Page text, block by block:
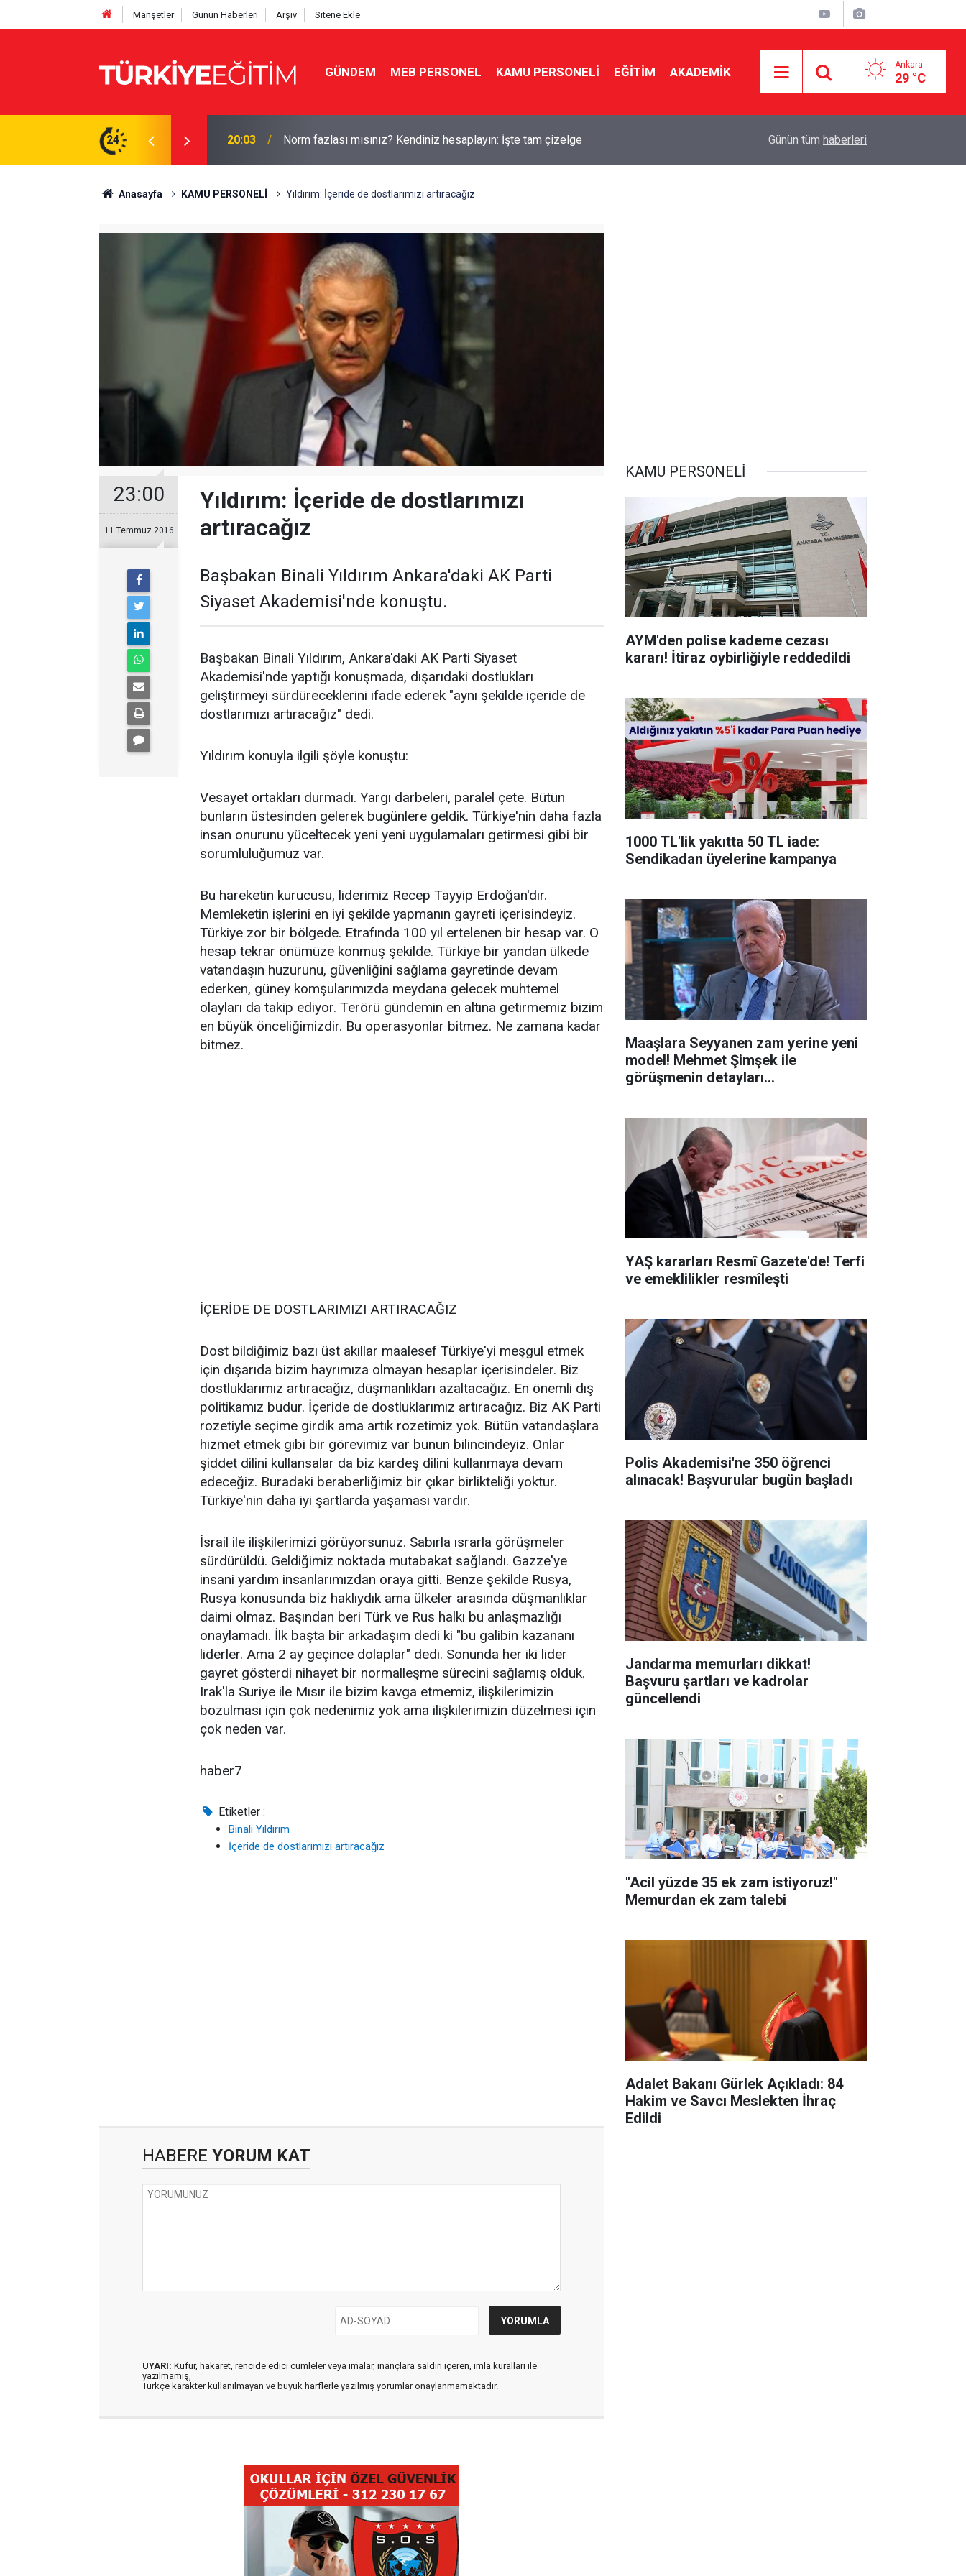
Manşetler Günün Haberleri Arşiv Sitene Ekle
GÜNDEM MEB PERSONEL KAMU PERSONELİ EĞİTİM AKADEMİK Ankara
29 °C
24
İşte tam çizelge 19:56 Bakan Tekin'den yeni sınav sistemi uyarısı: "Eski soru bankaları artık yok" Seçmeli ders düzenlemesi yargıya taşındı!
Günün tüm haberleri
Anasayfa KAMU PERSONELİ Yıldırım: İçeride de dostlarımızı artıracağız
23:00
11 Temmuz 2016
Yıldırım: İçeride de dostlarımızı
artıracağız
Başbakan Binali Yıldırım Ankara'daki AK Parti
Siyaset Akademisi'nde konuştu.
Başbakan Binali Yıldırım, Ankara'daki AK Parti Siyaset
Akademisi'nde yaptığı konuşmada, dışarıdaki dostlukları
geliştirmeyi sürdüreceklerini ifade ederek "aynı şekilde içeride de
dostlarımızı artıracağız" dedi.
Yıldırım konuyla ilgili şöyle konuştu:
Vesayet ortakları durmadı. Yargı darbeleri, paralel çete. Bütün
bunların üstesinden gelerek bugünlere geldik. Türkiye'nin daha fazla
insan onurunu yüceltecek yeni yeni uygulamaları getirmesi gibi bir
sorumluluğumuz var.
Bu hareketin kurucusu, liderimiz Recep Tayyip Erdoğan'dır.
Memleketin işlerini en iyi şekilde yapmanın gayreti içerisindeyiz.
Türkiye zor bir bölgede. Etrafında 100 yıl ertelenen bir hesap var. O
hesap tekrar önümüze konmuş şekilde. Türkiye bir yandan ülkede
vatandaşın huzurunu, güvenliğini sağlama gayretinde devam
ederken, güney komşularımızda meydana gelecek muhtemel
olayları da takip ediyor. Terörü gündemin en altına getirmemiz bizim
en büyük önceliğimizdir. Bu operasyonlar bitmez. Ne zamana kadar
bitmez.
İÇERİDE DE DOSTLARIMIZI ARTIRACAĞIZ
Dost bildiğimiz bazı üst akıllar maalesef Türkiye'yi meşgul etmek
için dışarıda bizim hayrımıza olmayan hesaplar içerisindeler. Biz
dostluklarımız artıracağız, düşmanlıkları azaltacağız. En önemli dış
politikamız budur. İçeride de dostluklarımız artıracağız. Biz AK Parti
rozetiyle seçime girdik ama artık rozetimiz yok. Bütün vatandaşlara
hizmet etmek gibi bir görevimiz var bunun bilincindeyiz. Onlar
şiddet dilini kullansalar da biz kardeş dilini kullanmaya devam
edeceğiz. Buradaki beraberliğimiz bir çıkar birlikteliği yoktur.
Türkiye'nin daha iyi şartlarda yaşaması vardır.
İsrail ile ilişkilerimizi görüyorsunuz. Sabırla ısrarla görüşmeler
sürdürüldü. Geldiğimiz noktada mutabakat sağlandı. Gazze'ye
insani yardım insanlarımızdan oraya gitti. Benze şekilde Rusya,
Rusya konusunda biz haklıydık ama ülkeler arasında düşmanlıklar
daimi olmaz. Başından beri Türk ve Rus halkı bu anlaşmazlığı
onaylamadı. İlk başta bir arkadaşım dedi ki "bu galibin kazananı
liderler. Ama 2 ay geçince dolaplar" dedi. Sonunda her iki lider
gayret gösterdi nihayet bir normalleşme sürecini sağlamış olduk.
Irak'la Suriye ile Mısır ile bizim kavga etmemiz, ilişkilerimizin
bozulması için çok nedenimiz yok ama ilişkilerimizin düzelmesi için
çok neden var.
haber7
Etiketler :
Binali Yıldırım
İçeride de dostlarımızı artıracağız
HABERE YORUM KAT
UYARI: Küfür, hakaret, rencide edici cümleler veya imalar, inançlara saldırı içeren, imla kuralları ile
yazılmamış,
Türkçe karakter kullanılmayan ve büyük harflerle yazılmış yorumlar onaylanmamaktadır.
KAMU PERSONELİ
AYM'den polise kademe cezası
kararı! İtiraz oybirliğiyle reddedildi
1000 TL'lik yakıtta 50 TL iade:
Sendikadan üyelerine kampanya
Maaşlara Seyyanen zam yerine yeni
model! Mehmet Şimşek ile
görüşmenin detayları...
YAŞ kararları Resmî Gazete'de! Terfi
ve emeklilikler resmîleşti
Polis Akademisi'ne 350 öğrenci
alınacak! Başvurular bugün başladı
Jandarma memurları dikkat!
Başvuru şartları ve kadrolar
güncellendi
"Acil yüzde 35 ek zam istiyoruz!"
Memurdan ek zam talebi
Adalet Bakanı Gürlek Açıkladı: 84
Hakim ve Savcı Meslekten İhraç
Edildi